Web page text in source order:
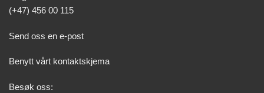
(+47) 456 00 115
Send oss en e-post
Benytt vårt kontaktskjema
Besøk oss: